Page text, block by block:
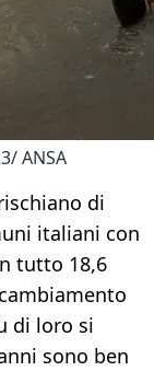
ANSA
di
italiani con
tutto 18,6
di loro si
sono ben